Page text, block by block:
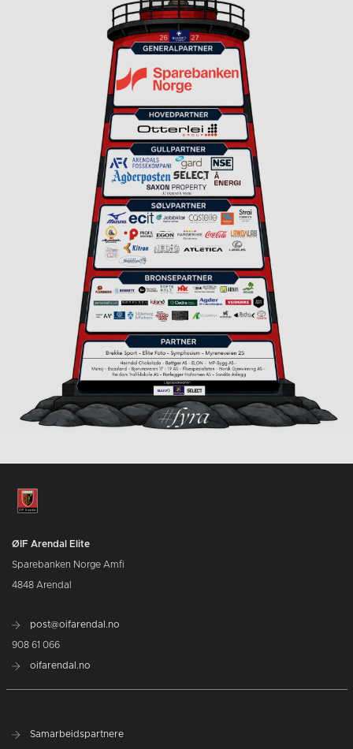
ØIF Arendal Elite
Sparebanken Norge Amfi
4848 Arendal
post@oifarendal.no
908 61 066
oifarendal.no
Samarbeidspartnere